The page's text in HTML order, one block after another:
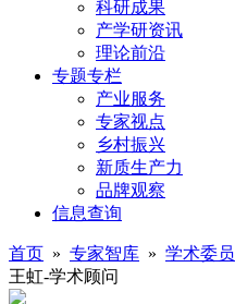
科研成果
产学研资讯
理论前沿
专题专栏
产业服务
专家视点
乡村振兴
新质生产力
品牌观察
信息查询
首页 » 专家智库 » 学术委员
王虹-学术顾问